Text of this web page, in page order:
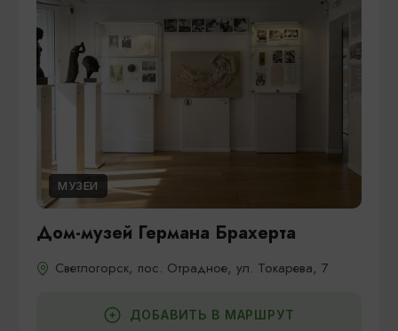
МУЗЕИ
Дом-музей Германа Брахерта
Светлогорск, пос. Отрадное, ул. Токарева, 7
ДОБАВИТЬ В МАРШРУТ